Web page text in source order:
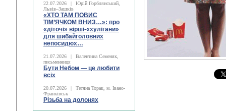
22.07.2026 |
Юрій Горблянський,
Львів–Зашків
«ХТО ТАМ ПОВИС
ТІМ’ЯЧКОМ ВНИЗ…»: про
«діточі» вірші-«хулігани»
для шибайголовних
непосидюх…
21.07.2026 |
Валентина Семеняк,
письменниця
Бути Небом ― це любити
всіх
20.07.2026 |
Тетяна Торак, м. Івано-
Франківськ
Різьба на долонях